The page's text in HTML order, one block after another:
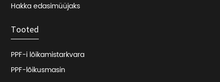
Hakka edasimüüjaks
Tooted
PPF-i lõikamistarkvara
PPF-lõikusmasin